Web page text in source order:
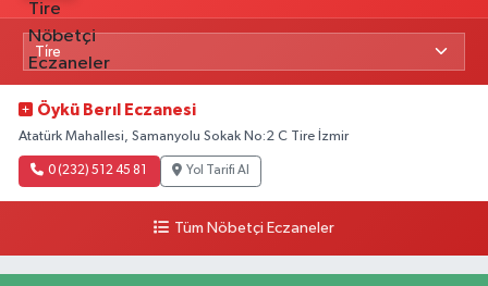
Öykü Berıl Eczanesi
Atatürk Mahallesi, Samanyolu Sokak No:2 C Tire İzmir
0 (232) 512 45 81 Yol Tarifi Al
Tüm Nöbetçi Eczaneler